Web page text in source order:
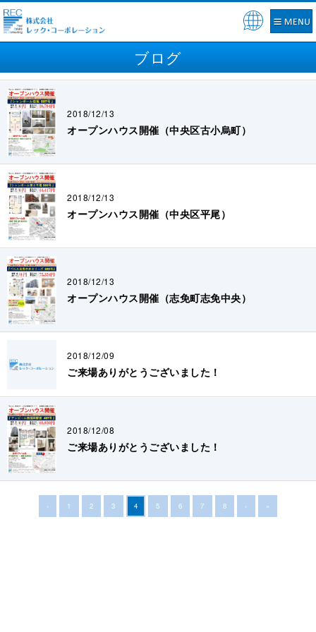
ブログ
2018/12/13
オープンハウス開催（中央区古小烏町）
2018/12/13
オープンハウス開催（中央区平尾）
2018/12/13
オープンハウス開催（志免町志免中央）
2018/12/09
ご来場ありがとうございました！
2018/12/08
ご来場ありがとうございました！
‹ 1 2 3 4 5 6 7 8 › »